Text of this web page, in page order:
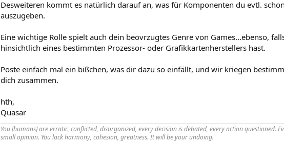
Desweiteren kommt es natürlich darauf an, was für Komponenten du evtl.
auszugeben.
Eine wichtige Rolle spielt auch dein beovrzugtes Genre von Games...ebenso,
hinsichtlich eines bestimmten Prozessor- oder Grafikkartenherstellers hast.
Poste einfach mal ein bißchen, was dir dazu so einfällt, und wir kriegen
dich zusammen.
hth,
Quasar
You [humans] are erratic, conflicted, disorganized, every decision is debated, every action questioned.
small opinion. You lack harmony, cohesion, greatness. It will be your undoing.